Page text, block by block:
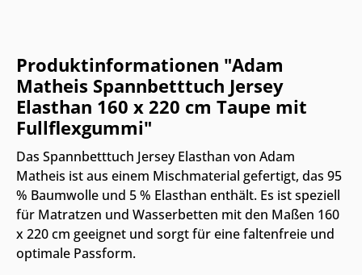
Produktinformationen "Adam
Matheis Spannbetttuch Jersey
Elasthan 160 x 220 cm Taupe mit
Fullflexgummi"
Das Spannbetttuch Jersey Elasthan von Adam
Matheis ist aus einem Mischmaterial gefertigt, das 95
% Baumwolle und 5 % Elasthan enthält. Es ist speziell
für Matratzen und Wasserbetten mit den Maßen 160
x 220 cm geeignet und sorgt für eine faltenfreie und
optimale Passform.